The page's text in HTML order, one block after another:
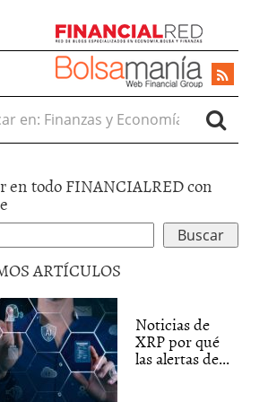
en:
en todo FINANCIALRED con
ARTÍCULOS
Noticias de
XRP por qué
las alertas de...